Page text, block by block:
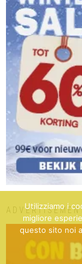
Utilizziamo i
migliore
questo sito noi